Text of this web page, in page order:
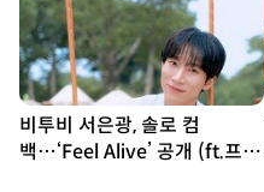
비투비 서은광, 솔로 컴
백…‘Feel Alive’ 공개 (ft.프니